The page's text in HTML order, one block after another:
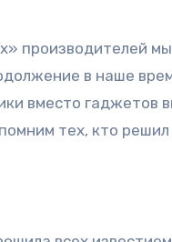
в наше
вместо гаджетов
тех, кто